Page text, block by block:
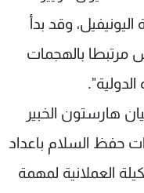
اليونيفيل، وقد بدأ
بالهجمات
هارستون الخبير
حفظ السلام باعداد
العملانية لمهمة